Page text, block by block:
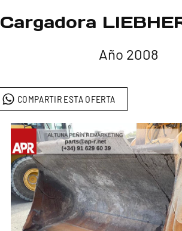
Cargadora
Año 2008
COMPARTIR ESTA OFERTA